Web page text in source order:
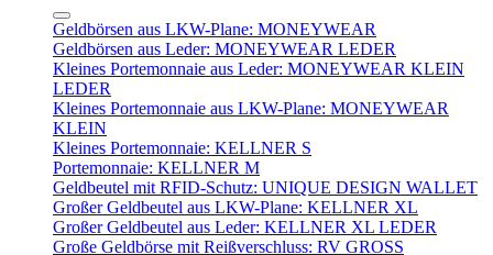
Geldbörsen aus LKW-Plane: MONEYWEAR
Geldbörsen aus Leder: MONEYWEAR LEDER
Kleines Portemonnaie aus Leder: MONEYWEAR KLEIN
LEDER
Kleines Portemonnaie aus LKW-Plane: MONEYWEAR
KLEIN
Kleines Portemonnaie: KELLNER S
Portemonnaie: KELLNER M
Geldbeutel mit RFID-Schutz: UNIQUE DESIGN WALLET
Großer Geldbeutel aus LKW-Plane: KELLNER XL
Großer Geldbeutel aus Leder: KELLNER XL LEDER
Große Geldbörse mit Reißverschluss: RV GROSS